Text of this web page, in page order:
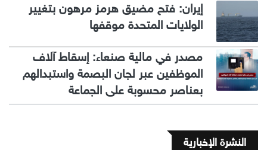
إيران: فتح مضيق هرمز مرهون بتغيير
الولايات المتحدة موقفها
مصدر في مالية صنعاء: إسقاط آلاف
الموظفين عبر لجان البصمة واستبدالهم
بعناصر محسوبة على الجماعة
النشرة الإخبارية